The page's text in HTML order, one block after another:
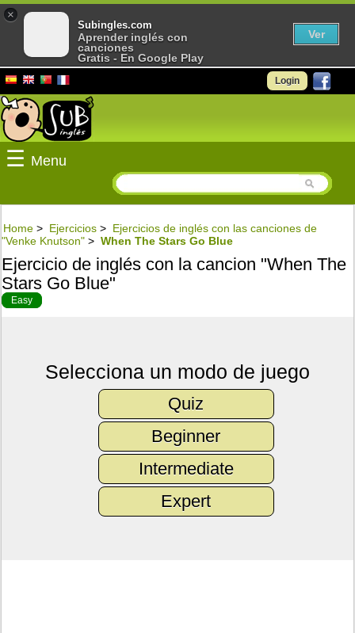
Login
☰ Menu
Home > Ejercicios > Ejercicios de inglés con las canciones de
"Venke Knutson" > When The Stars Go Blue
Ejercicio de inglés con la cancion "When The
Stars Go Blue"
Easy
Selecciona un modo de juego
Quiz
Beginner
Intermediate
Expert
×
Subingles.com
Aprender inglés con
canciones
Gratis - En Google Play
Ver